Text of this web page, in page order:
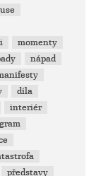
momenty
nápad
díla
interiér
představy